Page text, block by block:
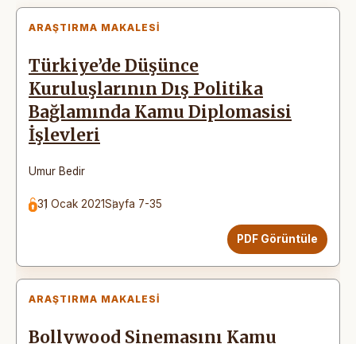
ARAŞTIRMA MAKALESI
Türkiye’de Düşünce
Kuruluşlarının Dış Politika
Bağlamında Kamu Diplomasisi
İşlevleri
Umur Bedir
31 Ocak 2021Sayfa 7-35
PDF Görüntüle
ARAŞTIRMA MAKALESI
Bollywood Sinemasını Kamu